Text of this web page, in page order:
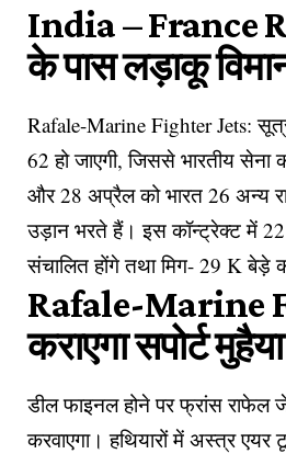
India – France
के पास लड़ाकू
Rafale-Marine Fighter Jets:
62 हो जाएगी, जिससे भारतीय
और 28 अप्रैल को भारत 26 अन्य
उड़ान भरते हैं। इस कॉन्ट्रेक्ट में
संचालित होंगे तथा मिग- 29 K बेड़े
Rafale-Marine
कराएगा सपोर्ट मुहैया
डील फाइनल होने पर फ्रांस राफेल
करवाएगा। हथियारों में अस्त्र